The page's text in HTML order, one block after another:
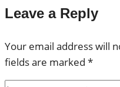
Leave a Reply
Your email address will
fields are marked *